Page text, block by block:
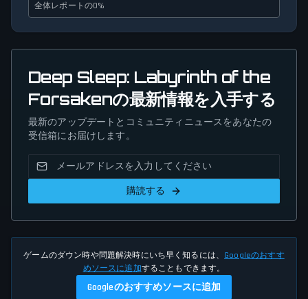
全体レポートの0%
Deep Sleep: Labyrinth of the
Forsakenの最新情報を入手する
最新のアップデートとコミュニティニュースをあなたの
受信箱にお届けします。
購読する
ゲームのダウン時や問題解決時にいち早く知るには、 Googleのおすす
めソースに追加することもできます。
Googleのおすすめソースに追加